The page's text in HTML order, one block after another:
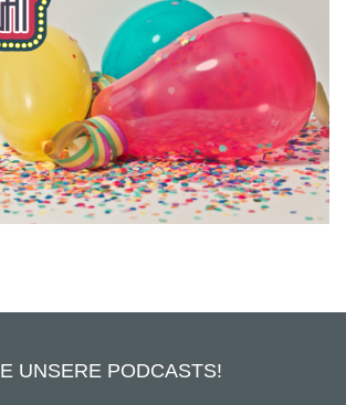
GROSSE JUBILUM | GÄSTE, F
ILMQUIZ, ALBEREIEN
UNSERE PODCASTS!